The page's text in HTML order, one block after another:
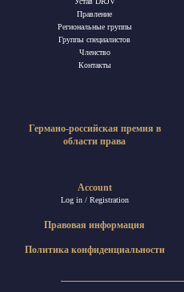
Правление
Региональные группы
Группы специалистов
Членство
Контакты
Германо-российская премия в
области права
Account
Log in / Registration
Правовая информация
Политика конфиденциальности